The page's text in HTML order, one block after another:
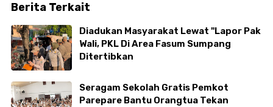
Berita Terkait
Diadukan Masyarakat Lewat "Lapor Pak
Wali, PKL Di Area Fasum Sumpang
Ditertibkan
Seragam Sekolah Gratis Pemkot
Parepare Bantu Orangtua Tekan